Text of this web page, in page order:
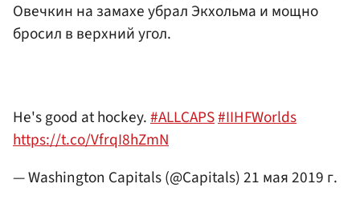
Овечкин на замахе убрал Экхольма и мощно
бросил в верхний угол.
He's good at hockey.#ALLCAPS#IIHFWorlds
https://t.co/VfrqI8hZmN
— Washington Capitals (@Capitals)21 мая 2019 г.